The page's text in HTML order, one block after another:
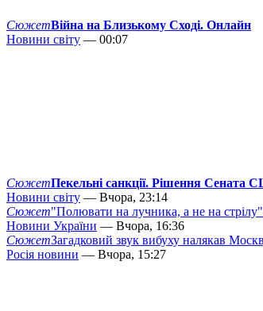
СюжетВійна на Близькому Сході. Онлайн
Новини світу — 00:07
СюжетПекельні санкції. Рішення Сената
Новини світу — Вчора, 23:14
Сюжет"Полювати на лучника, а не на
Новини України — Вчора, 16:36
СюжетЗагадковий звук вибуху налякав
Росія новини — Вчора, 15:27